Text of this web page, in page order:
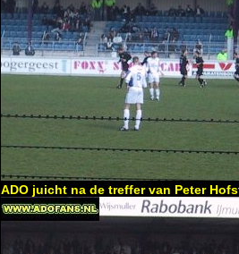
ADO juicht na de treffer van Peter